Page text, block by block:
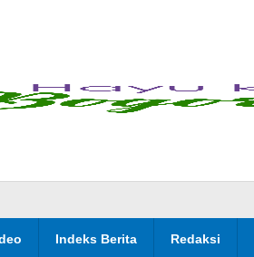
Indeks Berita Redaksi